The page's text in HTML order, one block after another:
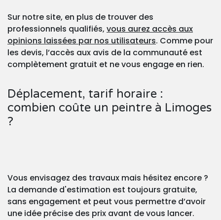
Sur notre site, en plus de trouver des
professionnels qualifiés, vous aurez accès aux
opinions laissées par nos utilisateurs. Comme pour
les devis, l’accès aux avis de la communauté est
complètement gratuit et ne vous engage en rien.
Déplacement, tarif horaire :
combien coûte un peintre à Limoges
?
Vous envisagez des travaux mais hésitez encore ?
La demande d'estimation est toujours gratuite,
sans engagement et peut vous permettre d’avoir
une idée précise des prix avant de vous lancer.